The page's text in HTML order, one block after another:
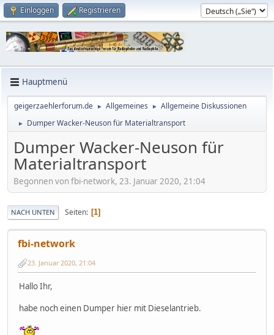
Einloggen Registrieren
Hauptmenü
geigerzaehlerforum.de ► Allgemeines ► Allgemeine Diskussionen
► Dumper Wacker-Neuson für Materialtransport
Dumper Wacker-Neuson für
Materialtransport
Begonnen von fbi-network, 23. Januar 2020, 21:04
NACH UNTEN Seiten 1
fbi-network
23. Januar 2020, 21:04
Hallo Ihr,
habe noch einen Dumper hier mit Dieselantrieb.